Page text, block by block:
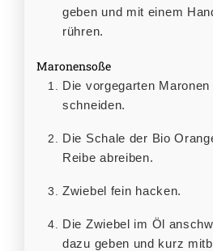
geben und mit einem
rühren.
Maronensoße
Die vorgegarten Maronen in grobe Stücke
schneiden.
Die Schale der Bio Orange mit einer feinen
Reibe abreiben.
Zwiebel fein hacken.
Die Zwiebel im Öl anschwitzen, Maronen
dazu geben und kurz